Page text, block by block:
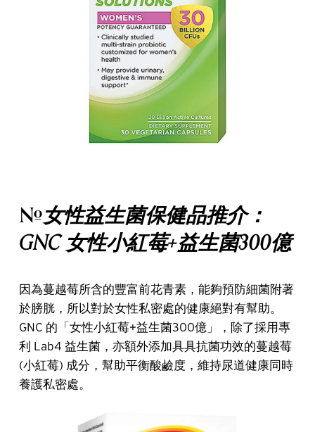
#女性益生菌保健品推介：
GNC 女性小紅莓+益生菌300億
因為蔓越莓所含的豐富前花青素，能夠預防細菌附著
於膀胱，所以對於女性私密處的健康絕對有幫助。
GNC 的「女性小紅莓+益生菌300億」，除了採用專
利 Lab4 益生菌，亦額外添加具具抗菌功效的蔓越莓
(小紅莓) 成分，幫助平衡酸鹼度，維持尿道健康同時
養護私密處。